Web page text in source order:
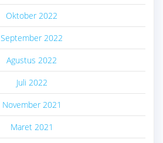
Oktober 2022
September 2022
Agustus 2022
Juli 2022
November 2021
Maret 2021